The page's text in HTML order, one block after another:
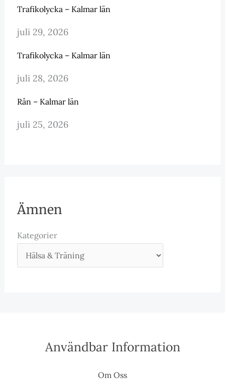
Trafikolycka – Kalmar län
juli 29, 2026
Trafikolycka – Kalmar län
juli 28, 2026
Rån – Kalmar län
juli 25, 2026
Ämnen
Kategorier
Användbar Information
Om Oss